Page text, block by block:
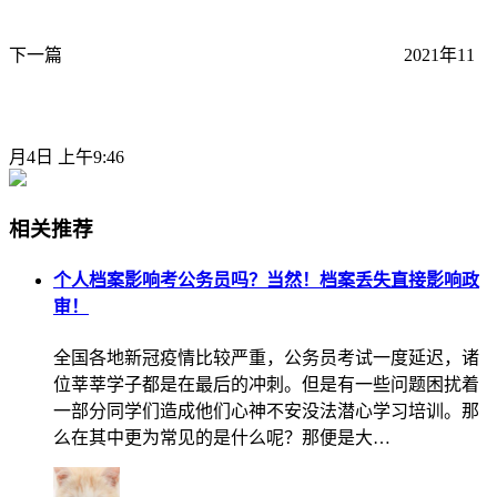
下一篇 2021年11
月4日 上午9:46
相关推荐
个人档案影响考公务员吗？当然！档案丢失直接影响政
审！
全国各地新冠疫情比较严重，公务员考试一度延迟，诸
位莘莘学子都是在最后的冲刺。但是有一些问题困扰着
一部分同学们造成他们心神不安没法潜心学习培训。那
么在其中更为常见的是什么呢？那便是大…